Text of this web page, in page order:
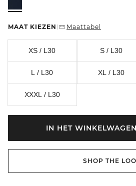
MAAT KIEZEN Maattabel
XS / L30 S / L30
L / L30 XL / L30
XXXL / L30
IN HET
SHOP THE